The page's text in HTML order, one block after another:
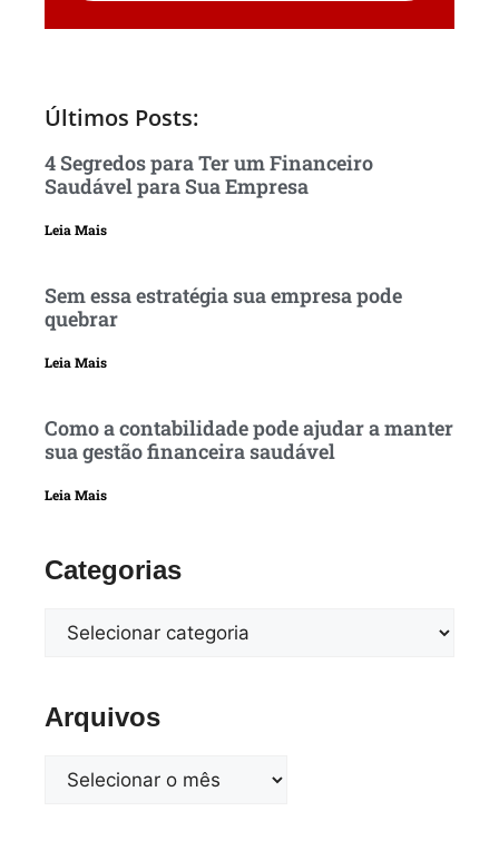
Últimos Posts:
4 Segredos para Ter um Financeiro
Saudável para Sua Empresa
Leia Mais
Sem essa estratégia sua empresa pode
quebrar
Leia Mais
Como a contabilidade pode ajudar a manter
sua gestão financeira saudável
Leia Mais
Categorias
Arquivos